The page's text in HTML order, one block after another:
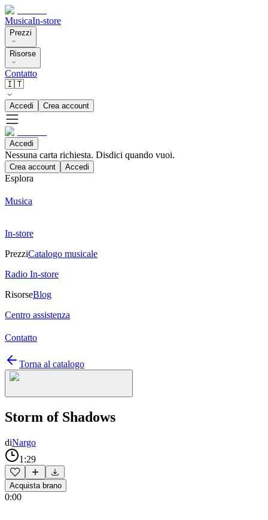
MusicaIn-store
Prezzi
Risorse
Contatto
🇮🇹
Accedi Crea account
Accedi
Nessuna carta richiesta. Disdici quando vuoi.
Crea account Accedi
Esplora
Musica
In-store
PrezziCatalogo musicale
Radio In-store
RisorseBlog
Centro assistenza
Contatto
Torna al catalogo
Storm of Shadows
diNargo
1:29
Acquista brano
0:00